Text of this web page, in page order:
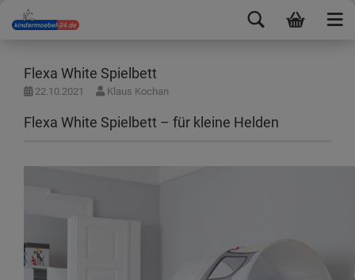
Flexa White Spielbett
22.10.2021 Klaus Kochan
Flexa White Spielbett – für kleine Helden